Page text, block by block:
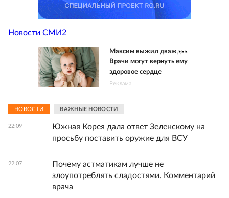
Новости СМИ2
Максим выжил дважды.
Врачи могут вернуть ему
здоровое сердце
Реклама
НОВОСТИ ВАЖНЫЕ НОВОСТИ
22:09
Южная Корея дала ответ Зеленскому на
просьбу поставить оружие для ВСУ
22:07
Почему астматикам лучше не
злоупотреблять сладостями. Комментарий
врача